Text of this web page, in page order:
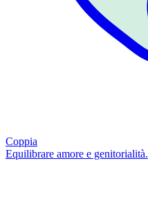
Coppia
Equilibrare amore e genitorialità.